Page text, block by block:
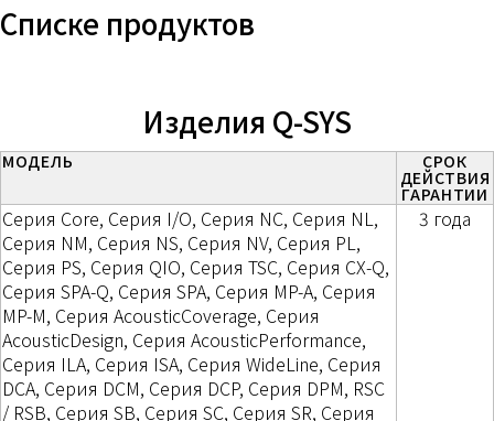
Списке продуктов
Изделия Q-SYS
МОДЕЛЬ СРОК
ДЕЙСТВИЯ
ГАРАНТИИ
Серия Core, Серия I/O, Серия NC, Серия NL,
Серия NM, Серия NS, Серия NV, Серия PL,
Серия PS, Серия QIO, Серия TSC, Серия CX-Q,
Серия SPA-Q, Серия SPA, Серия MP-A, Серия
MP-M, Серия AcousticCoverage, Серия
AcousticDesign, Серия AcousticPerformance,
Серия ILA, Серия ISA, Серия WideLine, Серия
DCA, Серия DCM, Серия DCP, Серия DPM, RSC
/ RSB, Серия SB, Серия SC, Серия SR, Серия
3 года